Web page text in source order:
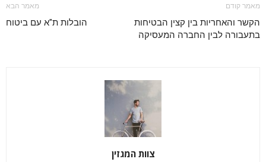
מאמר קודם
הקשר והאחריות בין קצין הבטיחות
בתעבורה לבין החברה המעסיקה
מאמר הבא
הובלות ת"א עם ביטוח
צוות המגזין